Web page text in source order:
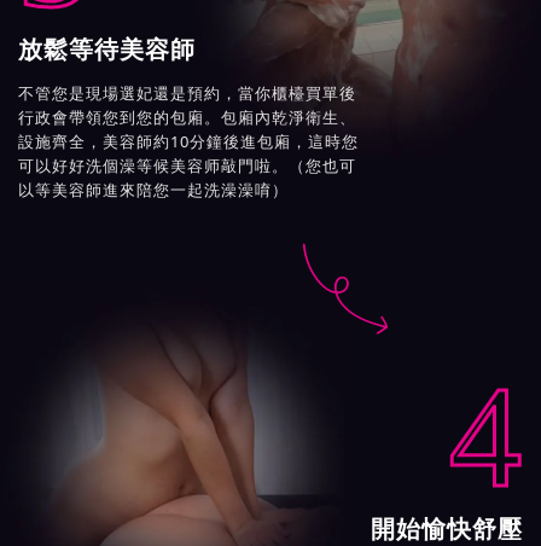
放鬆等待美容師
不管您是現場選妃還是預約，當你櫃檯買單後
行政會帶領您到您的包廂。包廂內乾淨衛生、
設施齊全，美容師約10分鐘後進包廂，這時您
可以好好洗個澡等候美容师敲門啦。（您也可
以等美容師進來陪您一起洗澡澡唷）

4
開始愉快舒壓